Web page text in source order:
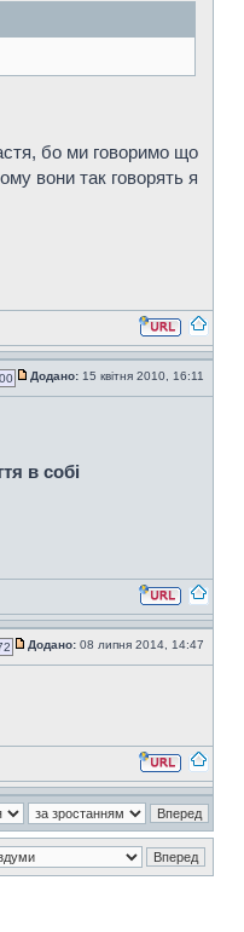
бо ми говоримо що
вони так говорять я
Додано: 15 квітня 2010, 16:11
в собі
Додано: 08 липня 2014, 14:47